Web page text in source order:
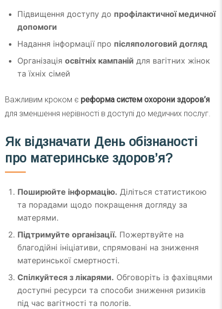
Підвищення доступу до профілактичної медичної
допомоги
Надання інформації про післяпологовий догляд
Організація освітніх кампаній для вагітних жінок
та їхніх сімей
Важливим кроком є реформа систем охорони здоров’я
для зменшення нерівності в доступі до медичних послуг.
Як відзначати День обізнаності
про материнське здоров’я?
Поширюйте інформацію. Діліться статистикою
та порадами щодо покращення догляду за
матерями.
Підтримуйте організації. Пожертвуйте на
благодійні ініціативи, спрямовані на зниження
материнської смертності.
Спілкуйтеся з лікарями. Обговоріть із фахівцями
доступні ресурси та способи зниження ризиків
під час вагітності та пологів.